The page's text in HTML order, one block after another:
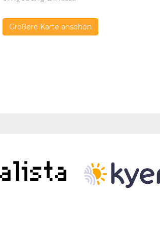
Größere Karte ansehen